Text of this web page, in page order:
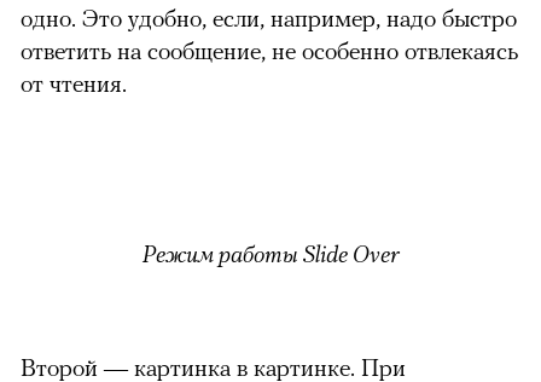
одно. Это удобно, если, например, надо быстро
ответить на сообщение, не особенно отвлекаясь
от чтения.
Режим работы Slide Over
Второй — картинка в картинке. При